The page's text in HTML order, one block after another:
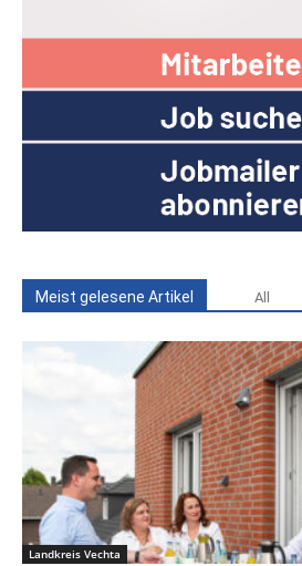
Meist gelesene Artikel All
Landkreis Vechta